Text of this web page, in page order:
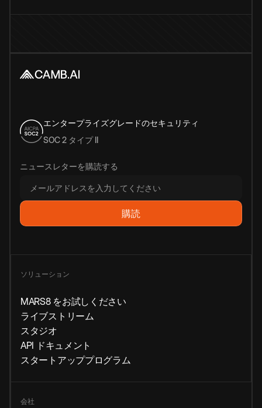
エンタープライズグレードのセキュリティ
SOC 2 タイプ II
ニュースレターを購読する
ソリューション
MARS8 をお試しください
ライブストリーム
スタジオ
API ドキュメント
スタートアッププログラム
会社